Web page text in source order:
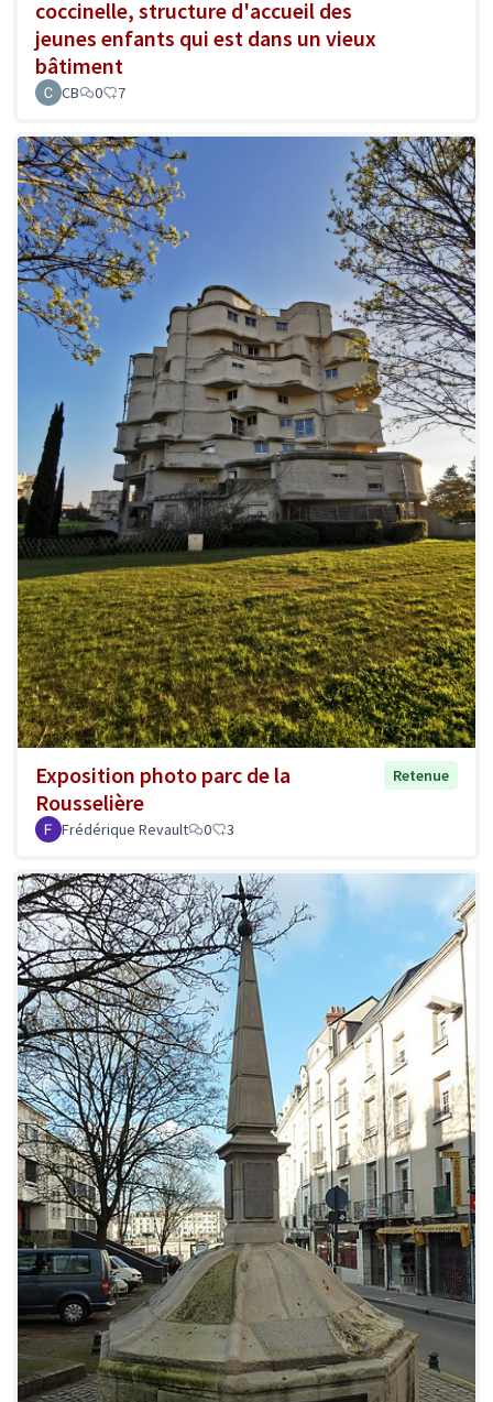
coccinelle, structure d'accueil des
jeunes enfants qui est dans un vieux
bâtiment
CB 0 7
Exposition photo parc de la
Rousselière
Retenue
Frédérique Revault 0 3